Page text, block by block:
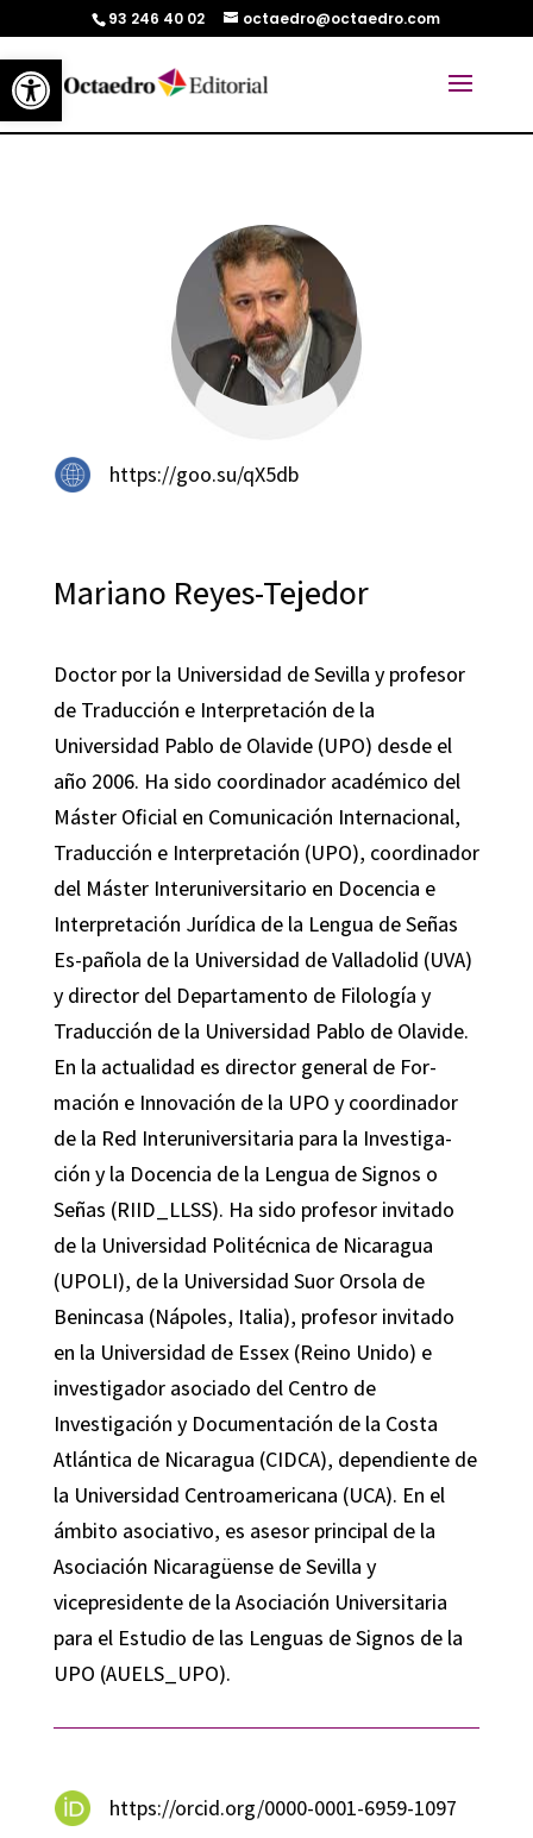
Abrir barra de herramientas
93 246 40 02 octaedro@octaedro.com
https://goo.su/qX5db
Mariano Reyes-Tejedor
Doctor por la Universidad de Sevilla y profesor
de Traducción e Interpretación de la
Universidad Pablo de Olavide (UPO) desde el
año 2006. Ha sido coordinador académico del
Máster Oficial en Comunicación Internacional,
Traducción e Interpretación (UPO), coordinador
del Máster Interuniversitario en Docencia e
Interpretación Jurídica de la Lengua de Señas
Es-pañola de la Universidad de Valladolid (UVA)
y director del Departamento de Filología y
Traducción de la Universidad Pablo de Olavide.
En la actualidad es director general de For-
mación e Innovación de la UPO y coordinador
de la Red Interuniversitaria para la Investiga-
ción y la Docencia de la Lengua de Signos o
Señas (RIID_LLSS). Ha sido profesor invitado
de la Universidad Politécnica de Nicaragua
(UPOLI), de la Universidad Suor Orsola de
Benincasa (Nápoles, Italia), profesor invitado
en la Universidad de Essex (Reino Unido) e
investigador asociado del Centro de
Investigación y Documentación de la Costa
Atlántica de Nicaragua (CIDCA), dependiente de
la Universidad Centroamericana (UCA). En el
ámbito asociativo, es asesor principal de la
Asociación Nicaragüense de Sevilla y
vicepresidente de la Asociación Universitaria
para el Estudio de las Lenguas de Signos de la
UPO (AUELS_UPO).
https://orcid.org/0000-0001-6959-1097